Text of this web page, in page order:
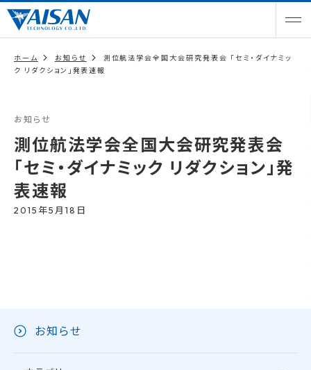
ホーム お知らせ
測位航法学会全国大会研究発表会 「セミ・ダイナミッ
ク リダクション」発表速報
お知らせ
測位航法学会全国大会研究発表会
「セミ・ダイナミック リダクション」発
表速報
2015年5月18日
お知らせ